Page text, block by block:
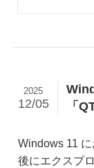
「
2025
12/05
Windows 11
後にエクスプ